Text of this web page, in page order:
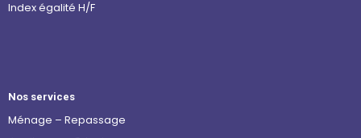
Index égalité H/F
Nos services
Ménage – Repassage